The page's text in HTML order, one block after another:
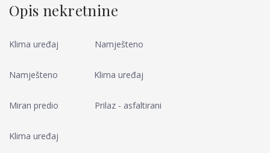
Opis nekretnine
Klima uređaj Namješteno
Namješteno Klima uređaj
Miran predio Prilaz - asfaltirani
Klima uređaj